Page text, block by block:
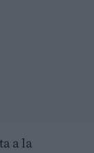
a la